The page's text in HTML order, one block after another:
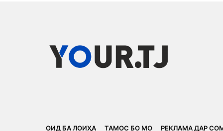
ОИД БА ЛОИҲА ТАМОС БО МО РЕКЛАМА ДАР